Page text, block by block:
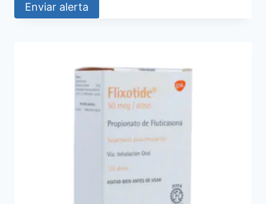
Enviar alerta